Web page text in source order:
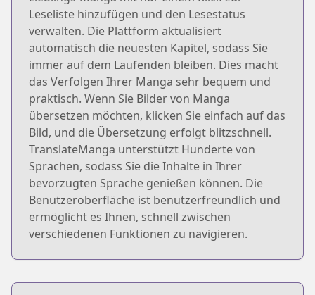
Leseliste hinzufügen und den Lesestatus
verwalten. Die Plattform aktualisiert
automatisch die neuesten Kapitel, sodass Sie
immer auf dem Laufenden bleiben. Dies macht
das Verfolgen Ihrer Manga sehr bequem und
praktisch. Wenn Sie Bilder von Manga
übersetzen möchten, klicken Sie einfach auf das
Bild, und die Übersetzung erfolgt blitzschnell.
TranslateManga unterstützt Hunderte von
Sprachen, sodass Sie die Inhalte in Ihrer
bevorzugten Sprache genießen können. Die
Benutzeroberfläche ist benutzerfreundlich und
ermöglicht es Ihnen, schnell zwischen
verschiedenen Funktionen zu navigieren.